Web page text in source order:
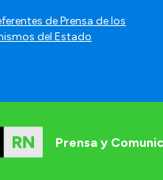
de Prensa de los
del Estado
Prensa y